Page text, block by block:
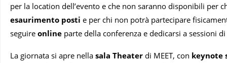
per la location dell’evento e che non saranno disponibili per
esaurimento posti e per chi non potrà partecipare
seguire online parte della conferenza e dedicarsi a sessioni
La giornata si apre nella sala Theater di MEET, con keynote